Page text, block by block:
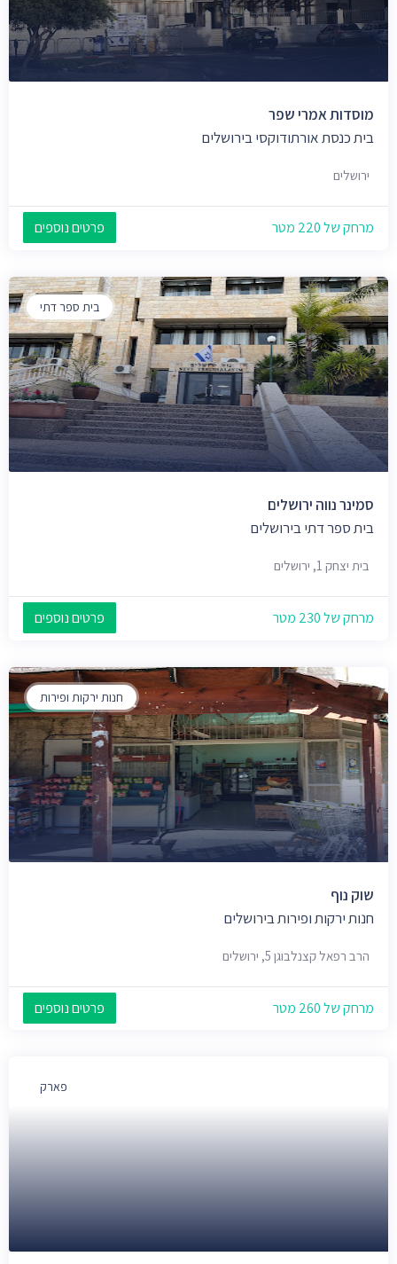
מוסדות אמרי שפר
בית כנסת אורתודוקסי בירושלים
ירושלים
מרחק של 220 מטר פרטים נוספים
בית ספר דתי
סמינר נווה ירושלים
בית ספר דתי בירושלים
בית יצחק 1, ירושלים
מרחק של 230 מטר פרטים נוספים
חנות ירקות ופירות
שוק נוף
חנות ירקות ופירות בירושלים
הרב רפאל קצנלבוגן 5, ירושלים
מרחק של 260 מטר פרטים נוספים
פארק